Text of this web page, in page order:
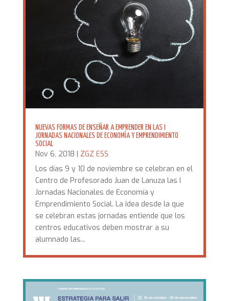
NUEVAS FORMAS DE ENSEÑAR A EMPRENDER EN LAS I
JORNADAS NACIONALES DE ECONOMÍA Y EMPRENDIMIENTO
SOCIAL
Nov 6, 2018
ZGZ ESS
Los días 9 y 10 de noviembre se celebran en el
Centro de Profesorado Juan de Lanuza las I
Jornadas Nacionales de Economía y
Emprendimiento Social. La idea desde la que
se celebran estas jornadas entiende que los
centros educativos deben mostrar a su
alumnado las...